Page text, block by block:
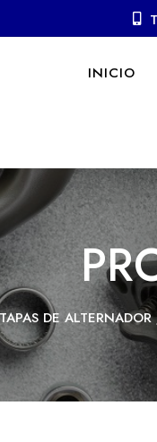
INICIO
TAPAS DE ALTERNADOR